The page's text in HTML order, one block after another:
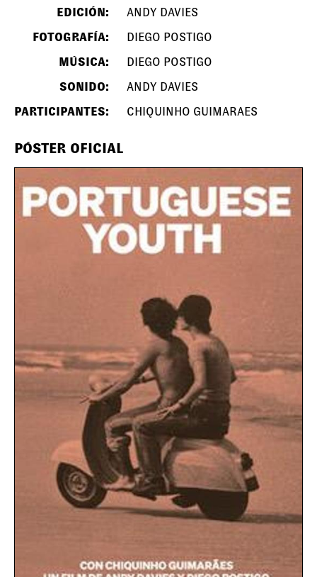
EDICIÓN:
ANDY DAVIES
FOTOGRAFÍA:
DIEGO POSTIGO
MÚSICA:
DIEGO POSTIGO
SONIDO:
ANDY DAVIES
PARTICIPANTES:
CHIQUINHO GUIMARAES
PÓSTER OFICIAL